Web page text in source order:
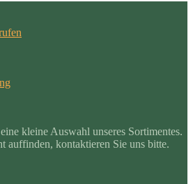
kleine Auswahl unseres Sortimentes.
auffinden, kontaktieren Sie uns bitte.